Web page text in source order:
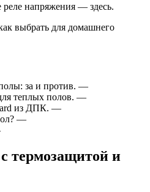
напряжения — здесь.
выбрать для домашнего
за и против. —
теплых полов. —
из ДПК. —
—
термозащитой и